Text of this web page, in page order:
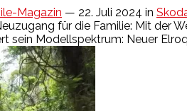
Magazin — 22. Juli 2024 in
für die Familie: Mit der
sein Modellspektrum: Neuer